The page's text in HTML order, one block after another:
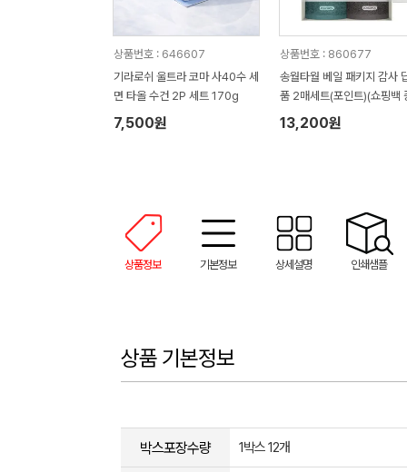
상품번호 : 646607
기라로쉬 울트라 코마 사40수 세
면 타올 수건 2P 세트 170g
7,500원
상품번호 : 860677
송월타월 베일 패키지 감사
품 2매세트(포인트)(쇼핑백
정)
13,200원
상품정보 기본정보 상세설명 인쇄샘플
상품 기본정보
박스포장수량 1박스 12개